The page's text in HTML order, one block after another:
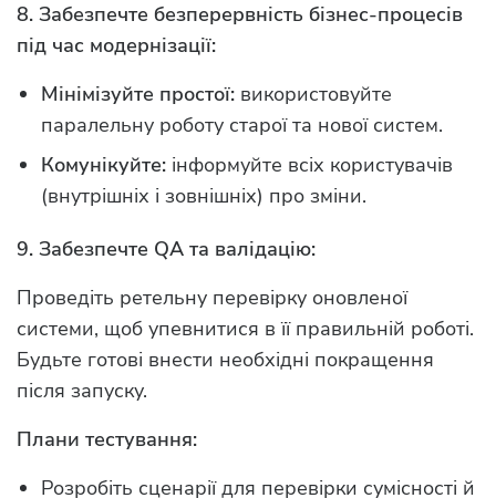
8. Забезпечте безперервність бізнес-процесів
під час модернізації:
Мінімізуйте простої: використовуйте
паралельну роботу старої та нової систем.
Комунікуйте: інформуйте всіх користувачів
(внутрішніх і зовнішніх) про зміни.
9. Забезпечте QA та валідацію:
Проведіть ретельну перевірку оновленої
системи, щоб упевнитися в її правильній роботі.
Будьте готові внести необхідні покращення
після запуску.
Плани тестування:
Розробіть сценарії для перевірки сумісності й